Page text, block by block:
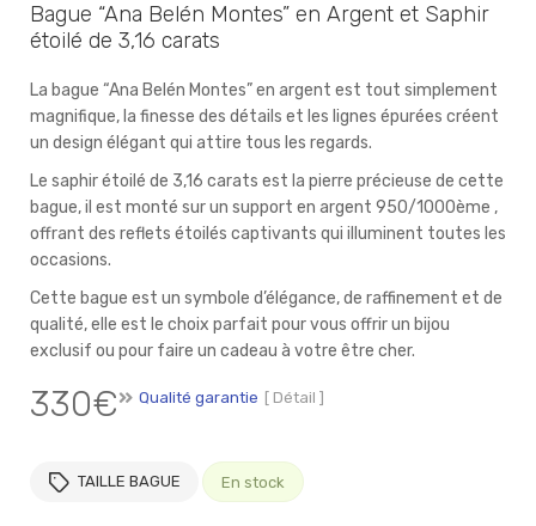
Bague “Ana Belén Montes” en Argent et Saphir
étoilé de 3,16 carats
La bague “Ana Belén Montes” en argent est tout simplement
magnifique, la finesse des détails et les lignes épurées créent
un design élégant qui attire tous les regards.
Le saphir étoilé de 3,16 carats est la pierre précieuse de cette
bague, il est monté sur un support en argent 950/1000ème ,
offrant des reflets étoilés captivants qui illuminent toutes les
occasions.
Cette bague est un symbole d’élégance, de raffinement et de
qualité, elle est le choix parfait pour vous offrir un bijou
exclusif ou pour faire un cadeau à votre être cher.
330€ Qualité garantie [ Détail ]
TAILLE BAGUE En stock